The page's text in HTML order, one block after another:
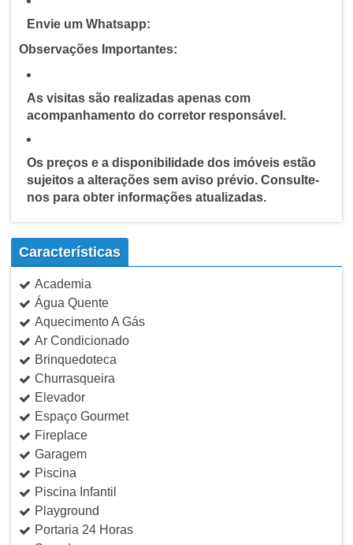
Envie um Whatsapp:
Observações Importantes:
As visitas são realizadas apenas com
acompanhamento do corretor responsável.
Os preços e a disponibilidade dos imóveis estão
sujeitos a alterações sem aviso prévio. Consulte-
nos para obter informações atualizadas.
Características
Academia
Água Quente
Aquecimento A Gás
Ar Condicionado
Brinquedoteca
Churrasqueira
Elevador
Espaço Gourmet
Fireplace
Garagem
Piscina
Piscina Infantil
Playground
Portaria 24 Horas